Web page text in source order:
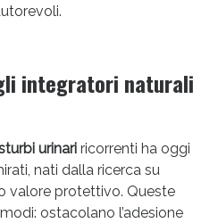
integratori naturali
urinariricorrenti ha oggi
nati dalla ricerca su
valore protettivo. Queste
ostacolano l’adesione